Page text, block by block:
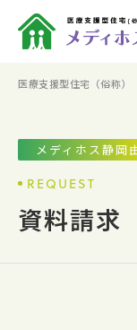
医療支援型住宅（俗称
メディホス静岡
REQUEST
資料請求